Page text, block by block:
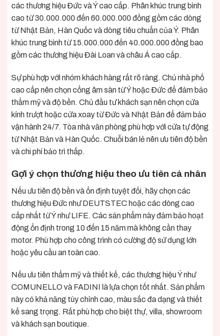
các thương hiệu Đức và Ý cao cấp. Phân khúc trung bình
cao từ 30.000.000 đến 60.000.000 đồng gồm các dòng
từ Nhật Bản, Hàn Quốc và dòng tiêu chuẩn của Ý. Phân
khúc trung bình từ 15.000.000 đến 40.000.000 đồng bao
gồm các thương hiệu Đài Loan và châu Á cao cấp.
Sự phù hợp với nhóm khách hàng rất rõ ràng. Chủ nhà phố
cao cấp nên chọn cổng âm sàn từ Ý hoặc Đức để đảm bảo
thẩm mỹ và độ bền. Chủ đầu tư khách sạn nên chọn cửa
kính trượt hoặc cửa xoay từ Đức và Nhật Bản để đảm bảo
vận hành 24/7. Tòa nhà văn phòng phù hợp với cửa tự động
từ Nhật Bản và Hàn Quốc. Chuỗi bán lẻ nên ưu tiên độ bền
và chi phí bảo trì thấp.
Gợi ý chọn thương hiệu theo ưu tiên cá nhân
Nếu ưu tiên độ bền và ổn định tuyệt đối, hãy chọn các
thương hiệu Đức như DEUTSTEC hoặc các dòng cao
cấp nhất từ Ý như LIFE. Các sản phẩm này đảm bảo hoạt
động ổn định trong 10 đến 15 năm mà không cần thay
motor. Phù hợp cho công trình có cường độ sử dụng lớn
hoặc yêu cầu an toàn cao.
Nếu ưu tiên thẩm mỹ và thiết kế, các thương hiệu Ý như
COMUNELLO và FADINI là lựa chọn tốt nhất. Sản phẩm
này có khả năng tùy chỉnh cao, màu sắc đa dạng và thiết
kế sang trọng. Rất phù hợp cho biệt thự, villa, showroom
và khách sạn boutique.